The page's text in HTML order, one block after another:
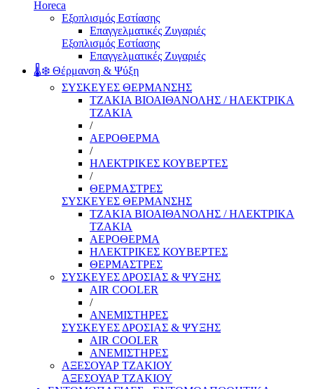
Horeca
Εξοπλισμός Εστίασης
Επαγγελματικές Ζυγαριές
Εξοπλισμός Εστίασης
Επαγγελματικές Ζυγαριές
🌡️❄️ Θέρμανση & Ψύξη
ΣΥΣΚΕΥΕΣ ΘΕΡΜΑΝΣΗΣ
ΤΖΑΚΙΑ ΒΙΟΑΙΘΑΝΟΛΗΣ / ΗΛΕΚΤΡΙΚΑ
ΤΖΑΚΙΑ
/
ΑΕΡΟΘΕΡΜΑ
/
ΗΛΕΚΤΡΙΚΕΣ ΚΟΥΒΕΡΤΕΣ
/
ΘΕΡΜΑΣΤΡΕΣ
ΣΥΣΚΕΥΕΣ ΘΕΡΜΑΝΣΗΣ
ΤΖΑΚΙΑ ΒΙΟΑΙΘΑΝΟΛΗΣ / ΗΛΕΚΤΡΙΚΑ
ΤΖΑΚΙΑ
ΑΕΡΟΘΕΡΜΑ
ΗΛΕΚΤΡΙΚΕΣ ΚΟΥΒΕΡΤΕΣ
ΘΕΡΜΑΣΤΡΕΣ
ΣΥΣΚΕΥΕΣ ΔΡΟΣΙΑΣ & ΨΥΞΗΣ
AIR COOLER
/
ΑΝΕΜΙΣΤΗΡΕΣ
ΣΥΣΚΕΥΕΣ ΔΡΟΣΙΑΣ & ΨΥΞΗΣ
AIR COOLER
ΑΝΕΜΙΣΤΗΡΕΣ
ΑΞΕΣΟΥΑΡ ΤΖΑΚΙΟΥ
ΑΞΕΣΟΥΑΡ ΤΖΑΚΙΟΥ